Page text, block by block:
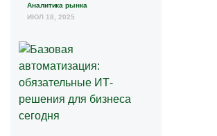
Аналитика рынка
ИЮЛ 18, 2025